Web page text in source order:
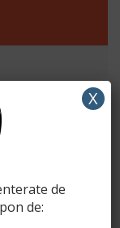
de
de:
X